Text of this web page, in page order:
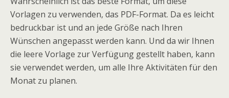
Vorlagen zu verwenden, das PDF-Format. Da es leicht
bedruckbar ist und an jede Größe nach Ihren
Wünschen angepasst werden kann. Und da wir Ihnen
die leere Vorlage zur Verfügung gestellt haben, kann
sie verwendet werden, um alle Ihre Aktivitäten für den
Monat zu planen.